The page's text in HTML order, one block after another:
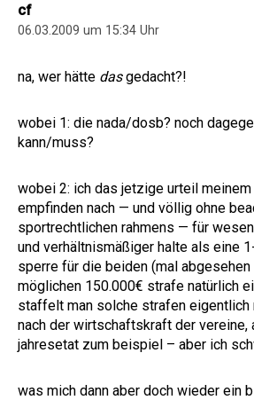
cf
06.03.2009 um 15:34 Uhr
na, wer hätte dasgedacht?!
wobei 1: die nada/dosb? noch
kann/muss?
wobei 2: ich das jetzige urteil
empfinden nach — und völlig ohne
sportrechtlichen rahmens — für
und verhältnismäßiger halte als eine
sperre für die beiden (mal
möglichen 150.000€ strafe natürlich
staffelt man solche strafen eigentlich
nach der wirtschaftskraft der vereine,
jahresetat zum beispiel – aber ich
was mich dann aber doch wieder ein